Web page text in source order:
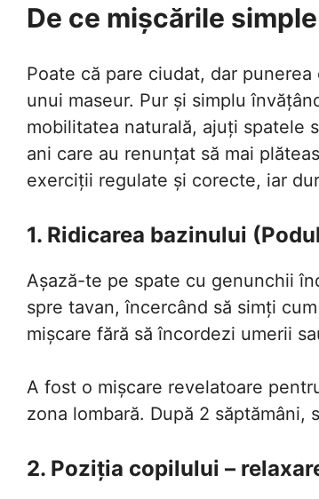
De ce mișcările
Poate că pare ciudat, dar
unui maseur. Pur și simplu
mobilitatea naturală, ajuți spatele
ani care au renunțat să mai
exerciții regulate și corecte, iar
1. Ridicarea bazinului
Așază-te pe spate cu genunchii
spre tavan, încercând să simți
mișcare fără să încordezi umerii
A fost o mișcare revelatoare
zona lombară. După 2 săptămâni,
2. Poziția copilului –